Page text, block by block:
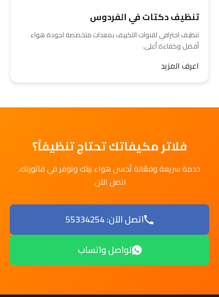
تنظيف دكتات في الفردوس
تنظيف احترافي لقنوات التكييف بمعدات متخصصة لجودة هواء
أفضل وكفاءة أعلى.
اعرف المزيد
فلاتر مكيفاتك تحتاج تنظيفاً؟
خدمة سريعة وفعّالة تُحسن هواء بيتك وتوفر في فاتورتك.
اتصل الآن.
اتصل الآن: 55334254
تواصل واتساب